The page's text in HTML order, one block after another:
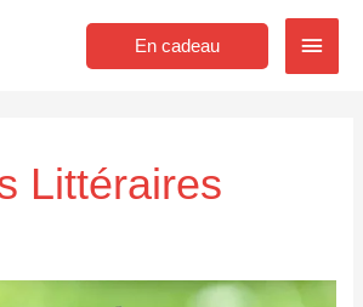
Menu
En cadeau
Littéraires